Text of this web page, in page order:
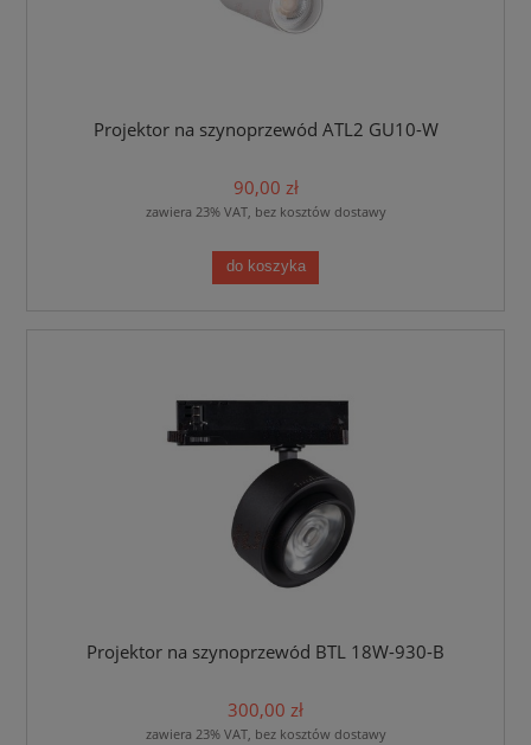
Projektor na szynoprzewód ATL2 GU10-W
90,00 zł
zawiera 23% VAT, bez kosztów dostawy
do koszyka
Projektor na szynoprzewód BTL 18W-930-B
300,00 zł
zawiera 23% VAT, bez kosztów dostawy